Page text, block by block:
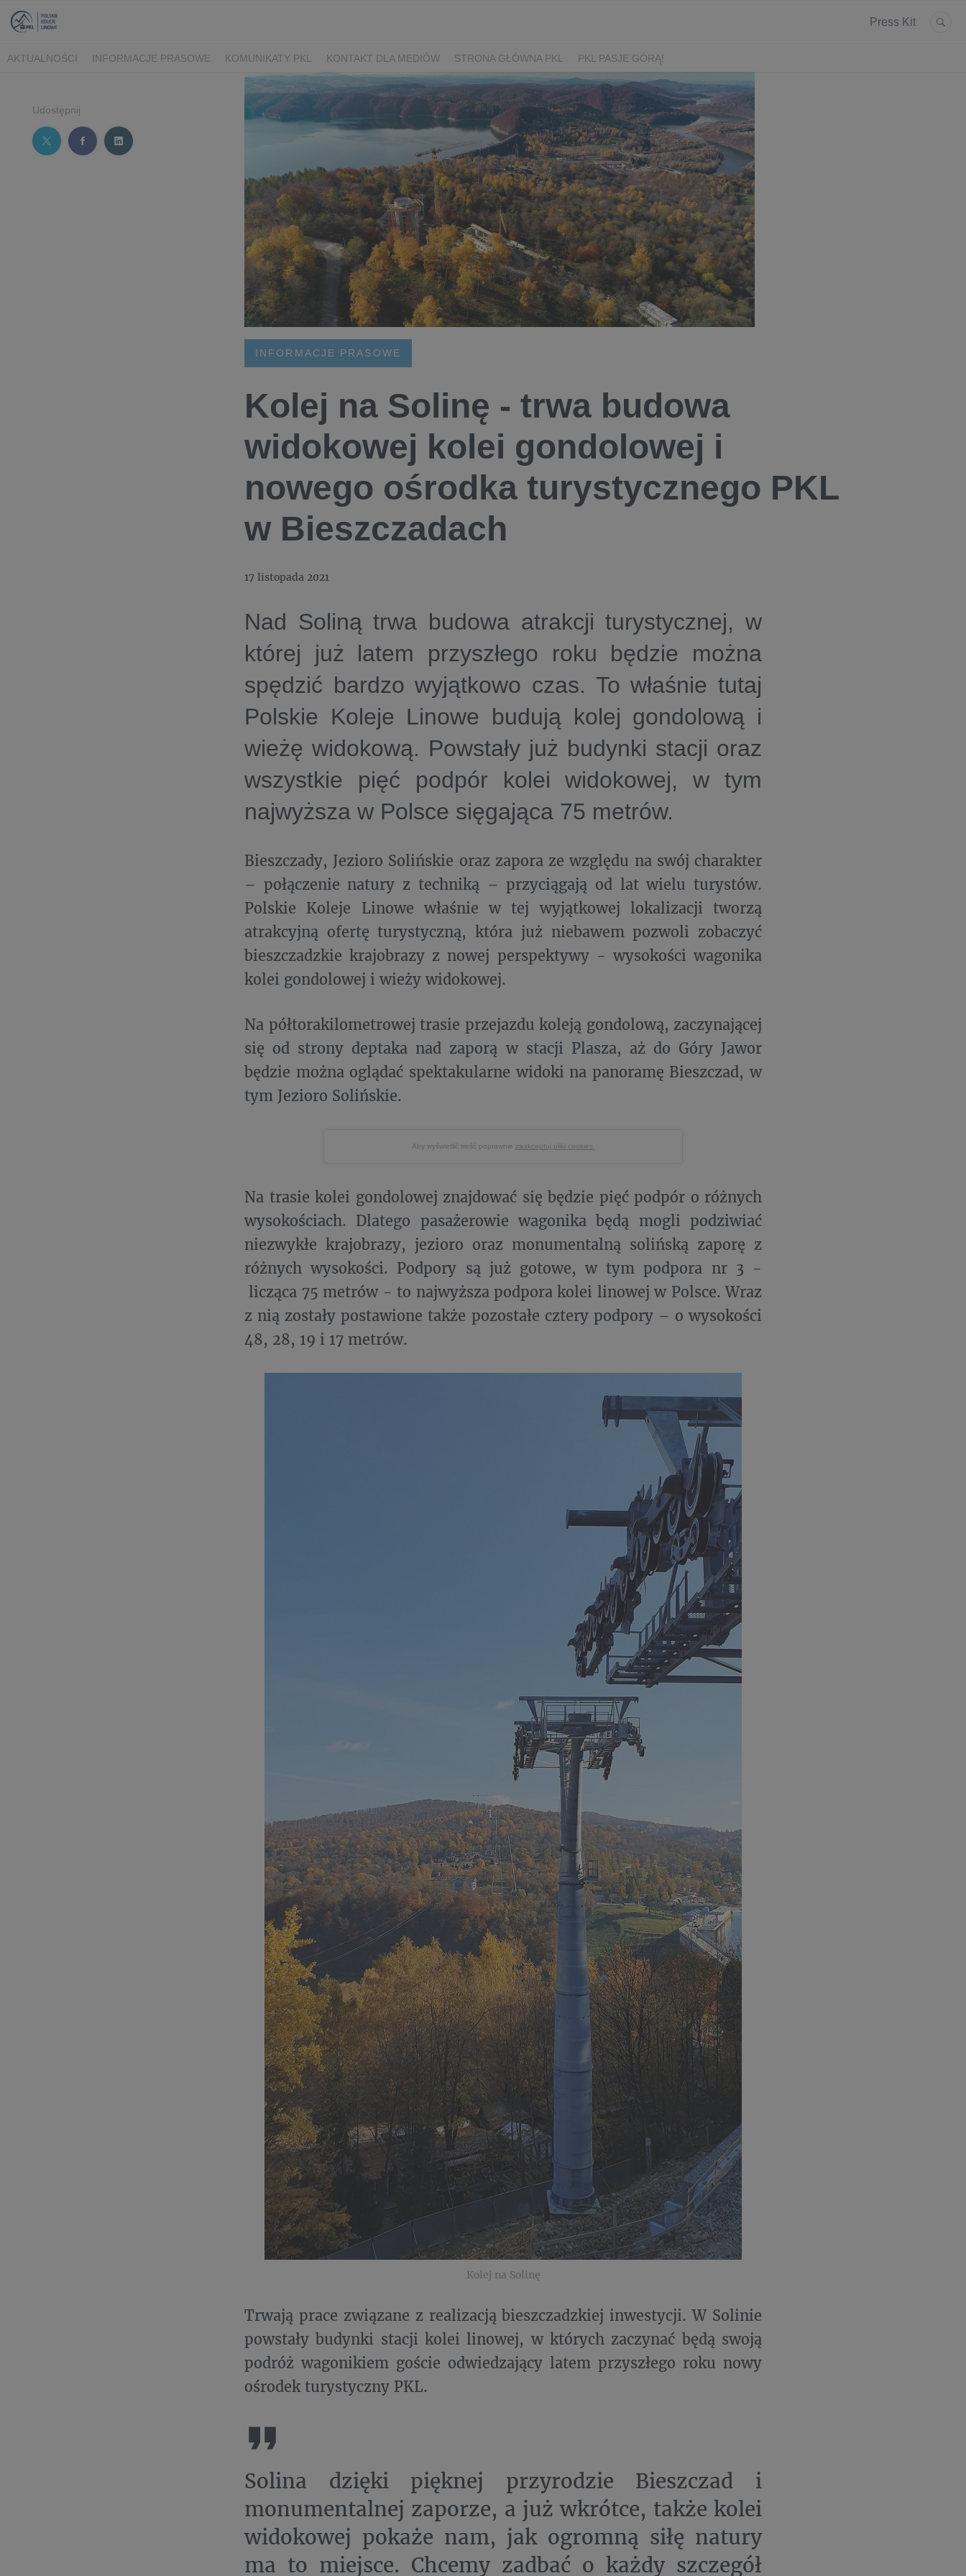
Press Kit
AKTUALNOŚCI INFORMACJE PRASOWE KOMUNIKATY PKL KONTAKT DLA MEDIÓW STRONA GŁÓWNA PKL PKL PASJE GÓRĄ!
Udostępnij
INFORMACJE PRASOWE
Kolej na Solinę - trwa budowa
widokowej kolei gondolowej i
nowego ośrodka turystycznego PKL
w Bieszczadach
17 listopada 2021
Nad Soliną trwa budowa atrakcji turystycznej, w
której już latem przyszłego roku będzie można
spędzić bardzo wyjątkowo czas. To właśnie tutaj
Polskie Koleje Linowe budują kolej gondolową i
wieżę widokową. Powstały już budynki stacji oraz
wszystkie pięć podpór kolei widokowej, w tym
najwyższa w Polsce sięgająca 75 metrów.
Bieszczady, Jezioro Solińskie oraz zapora ze względu na swój charakter
– połączenie natury z techniką – przyciągają od lat wielu turystów.
Polskie Koleje Linowe właśnie w tej wyjątkowej lokalizacji tworzą
atrakcyjną ofertę turystyczną, która już niebawem pozwoli zobaczyć
bieszczadzkie krajobrazy z nowej perspektywy - wysokości wagonika
kolei gondolowej i wieży widokowej.
Na półtorakilometrowej trasie przejazdu koleją gondolową, zaczynającej
się od strony deptaka nad zaporą w stacji Plasza, aż do Góry Jawor
będzie można oglądać spektakularne widoki na panoramę Bieszczad, w
tym Jezioro Solińskie.
Aby wyświetlić treść poprawnie zaakceptuj pliki cookies.
Na trasie kolei gondolowej znajdować się będzie pięć podpór o różnych
wysokościach. Dlatego pasażerowie wagonika będą mogli podziwiać
niezwykłe krajobrazy, jezioro oraz monumentalną solińską zaporę z
różnych wysokości. Podpory są już gotowe, w tym podpora nr 3 -
licząca 75 metrów - to najwyższa podpora kolei linowej w Polsce. Wraz
z nią zostały postawione także pozostałe cztery podpory – o wysokości
48, 28, 19 i 17 metrów.
Kolej na Solinę
Trwają prace związane z realizacją bieszczadzkiej inwestycji. W Solinie
powstały budynki stacji kolei linowej, w których zaczynać będą swoją
podróż wagonikiem goście odwiedzający latem przyszłego roku nowy
ośrodek turystyczny PKL.
Solina dzięki pięknej przyrodzie Bieszczad i
monumentalnej zaporze, a już wkrótce, także kolei
widokowej pokaże nam, jak ogromną siłę natury
ma to miejsce. Chcemy zadbać o każdy szczegół